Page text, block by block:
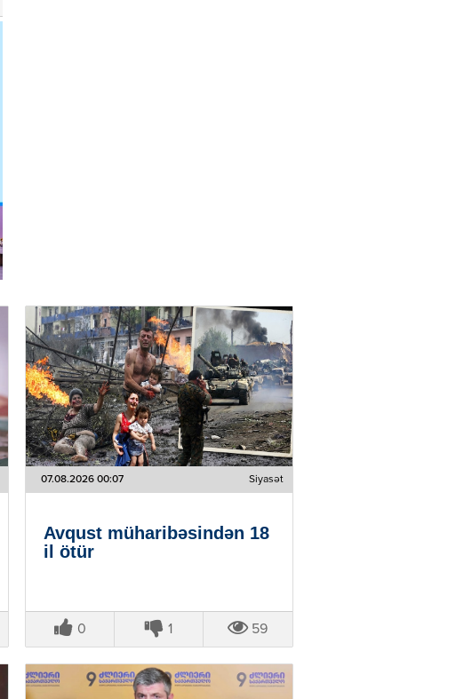
07.08.2026 00:07 Siyasət
Avqust müharibəsindən 18
il ötür
0 1 59